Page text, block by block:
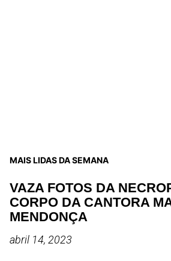
MAIS LIDAS DA SEMANA
VAZA FOTOS DA
CORPO DA CANTORA
MENDONÇA
abril 14, 2023